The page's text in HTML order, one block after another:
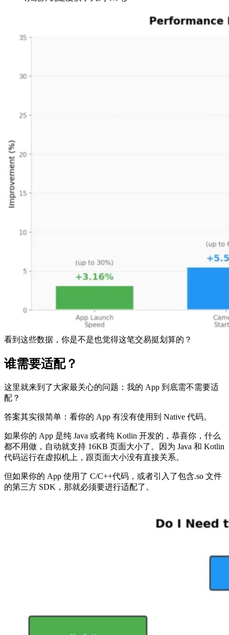
看到这些数据，你是不是也觉得这笔交易挺划算的？
谁需要适配？
这里就来到了大家最关心的问题：我的 App 到底需不需要适
配？
答案其实很简单：看你的 App 有没有使用到 Native 代码。
如果你的 App 是纯 Java 或者纯 Kotlin 开发的，恭喜你，什么
都不用做，自动就支持 16KB 页面大小了。因为 Java 和 Kotlin
代码运行在虚拟机上，跟页面大小没有直接关系。
但如果你的 App 使用了 C/C++代码，或者引入了包含.so 文件
的第三方 SDK，那就必须要进行适配了。